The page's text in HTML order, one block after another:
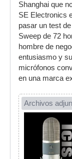
Shanghai que
SE Electronics
pasar un test
Sweep de 72
hombre de
entusiasmo y
micrófonos
en una marca
Archivos